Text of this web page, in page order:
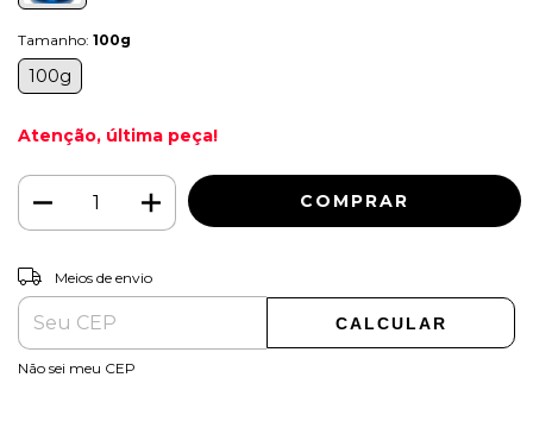
Tamanho: 100g
100g
Atenção, última peça!
Entregas para o CEP:
Meios de envio
CALCULAR
Não sei meu CEP